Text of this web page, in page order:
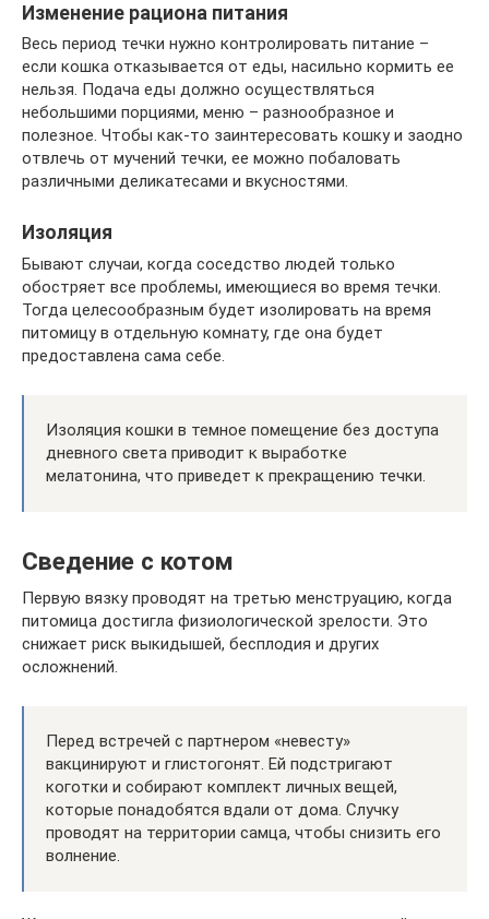
Изменение рациона питания
Весь период течки нужно контролировать питание –
если кошка отказывается от еды, насильно кормить ее
нельзя. Подача еды должно осуществляться
небольшими порциями, меню – разнообразное и
полезное. Чтобы как-то заинтересовать кошку и заодно
отвлечь от мучений течки, ее можно побаловать
различными деликатесами и вкусностями.
Изоляция
Бывают случаи, когда соседство людей только
обостряет все проблемы, имеющиеся во время течки.
Тогда целесообразным будет изолировать на время
питомицу в отдельную комнату, где она будет
предоставлена сама себе.
Изоляция кошки в темное помещение без доступа
дневного света приводит к выработке
мелатонина, что приведет к прекращению течки.
Сведение с котом
Первую вязку проводят на третью менструацию, когда
питомица достигла физиологической зрелости. Это
снижает риск выкидышей, бесплодия и других
осложнений.
Перед встречей с партнером «невесту»
вакцинируют и глистогонят. Ей подстригают
коготки и собирают комплект личных вещей,
которые понадобятся вдали от дома. Случку
проводят на территории самца, чтобы снизить его
волнение.